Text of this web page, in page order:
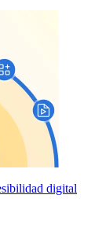
digital